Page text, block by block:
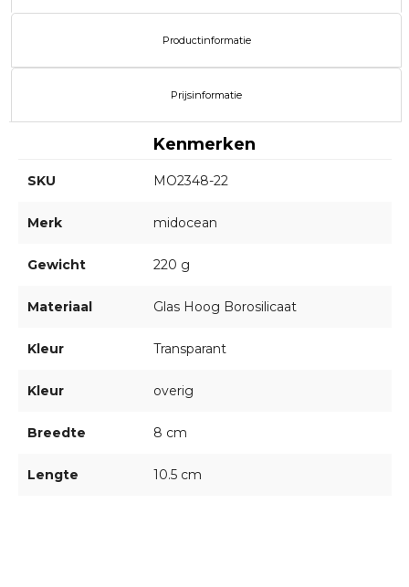
Productinformatie
Prijsinformatie
Kenmerken
SKU MO2348-22
Merk midocean
Gewicht 220 g
Materiaal Glas Hoog Borosilicaat
Kleur Transparant
Kleur overig
Breedte 8 cm
Lengte 10.5 cm